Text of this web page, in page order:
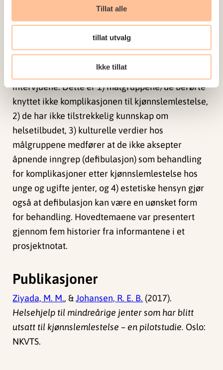
Tillat alle
tillat utvalg
Ikke tillat
intervjuer, og kan derfor ikke brukes som endelige
forskningsresultater. Tvert imot må disse
utforskes videre i en mer omfattende studie slik
det er planlagt.
Det var fire hovedtemaer som gikk igjen i alle
intervjuene. Dette er 1) målgruppene/de berørte
knyttet ikke komplikasjonen til kjønnslemlestelse,
2) de har ikke tilstrekkelig kunnskap om
helsetilbudet, 3) kulturelle verdier hos
målgruppene medfører at de ikke aksepter
åpnende inngrep (defibulasjon) som behandling
for komplikasjoner etter kjønnslemlestelse hos
unge og ugifte jenter, og 4) estetiske hensyn gjør
også at defibulasjon kan være en uønsket form
for behandling. Hovedtemaene var presentert
gjennom fem historier fra informantene i et
prosjektnotat.
Publikasjoner
Ziyada, M. M., &Johansen, R. E. B. (2017).
Helsehjelp til mindreårige jenter som har blitt
utsatt til kjønnslemlestelse – en pilotstudie. Oslo:
NKVTS.